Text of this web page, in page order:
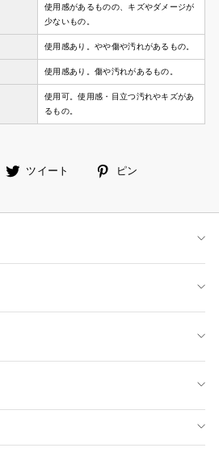
使用感があるものの、キズやダメージが
少ないもの。
使用感あり。やや傷や汚れがあるもの。
使用感あり。傷や汚れがあるもの。
使用可。使用感・目立つ汚れやキズがあ
るもの。
ツイート ピン